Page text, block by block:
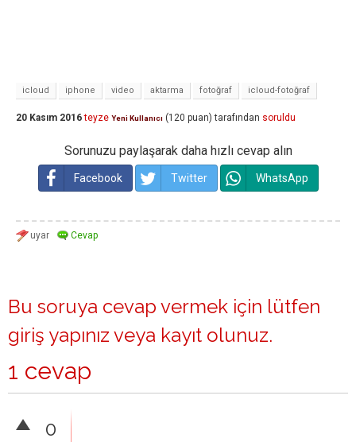
icloud iphone video aktarma fotoğraf icloud-fotoğraf
20 Kasım 2016 teyze Yeni Kullanıcı (120 puan) tarafından soruldu
Sorunuzu paylaşarak daha hızlı cevap alın
Facebook Twitter WhatsApp
Bu soruya cevap vermek için lütfen
giriş yapınız veya kayıt olunuz.
1 cevap
0